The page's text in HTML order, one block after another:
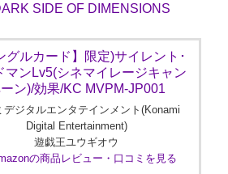
SIDE OF DIMENSIONS
グルカード】限定)サイレント･
マンLv5(シネマイレージキャン
ン)/効果/KC MVPM-JP001
デジタルエンタテインメント(Konami
Digital Entertainment)
遊戯王ユウギオウ
の商品レビュー・口コミを見る